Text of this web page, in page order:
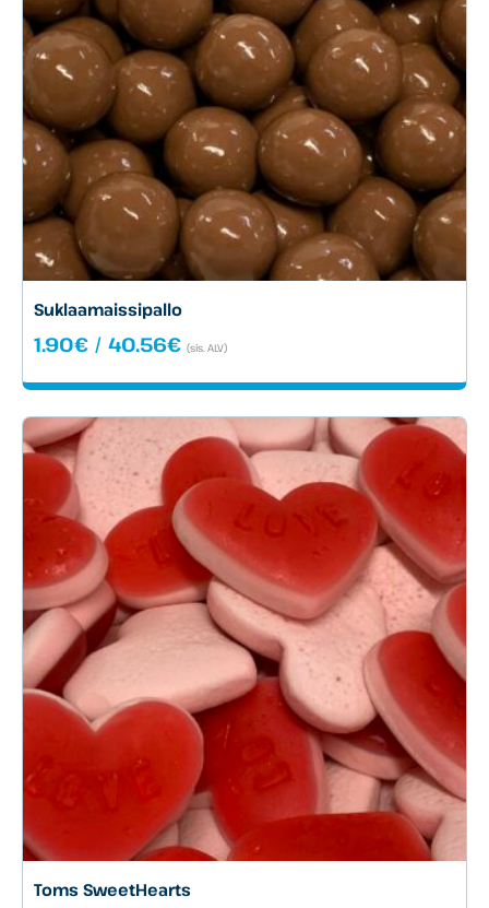
Suklaamaissipallo
1.90€ / 40.56€Hintaluokka:
-
(sis. ALV)
Toms SweetHearts